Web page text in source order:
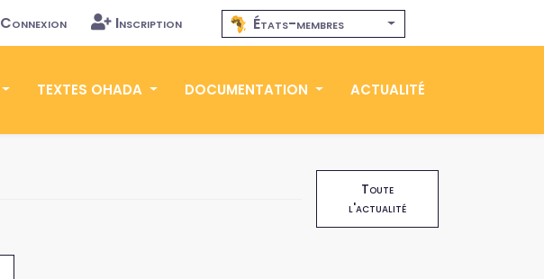
Connexion Inscription États-membres
TEXTES OHADA DOCUMENTATION ACTUALITÉ
Toute
l'actualité